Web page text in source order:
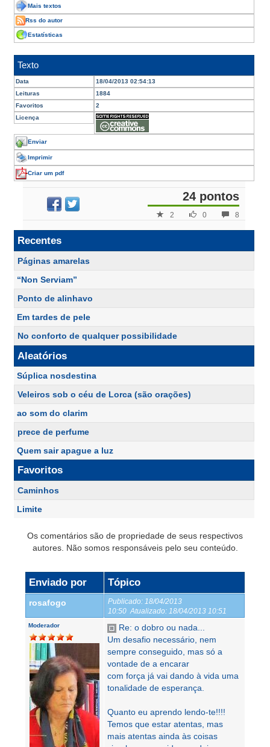
Mais textos
Rss do autor
Estatísticas
Texto
Data
18/04/2013 02:54:13
Leituras
1884
Favoritos
2
Licença
Enviar
Imprimir
Criar um pdf
24 pontos
8
0
2
Recentes
Páginas amarelas
“Non Serviam”
Ponto de alinhavo
Em tardes de pele
No conforto de qualquer possibilidade
Aleatórios
Súplica nosdestina
Veleiros sob o céu de Lorca (são orações)
ao som do clarim
prece de perfume
Quem sair apague a luz
Favoritos
Caminhos
Limite
Os comentários são de propriedade de seus respectivos
autores. Não somos responsáveis pelo seu conteúdo.
Enviado por Tópico
rosafogo Publicado: 18/04/2013
10:50 Atualizado: 18/04/2013 10:51
Moderador
Re: o dobro ou nada...
Um desafio necessário, nem
sempre conseguido, mas só a
vontade de a encarar
com força já vai dando à vida uma
tonalidade de esperança.
Quanto eu aprendo lendo-te!!!!
Temos que estar atentas, mas
mais atentas ainda às coisas